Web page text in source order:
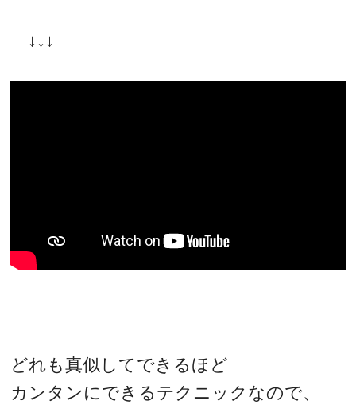
↓↓↓
どれも真似してできるほど
カンタンにできるテクニックなので、